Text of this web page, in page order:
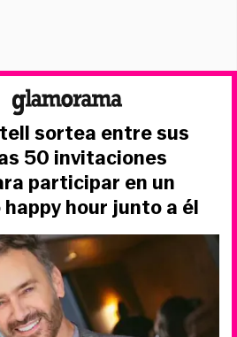
sortea entre sus
50 invitaciones
participar en un
hour junto a él